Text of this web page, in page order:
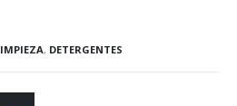
, DETERGENTES